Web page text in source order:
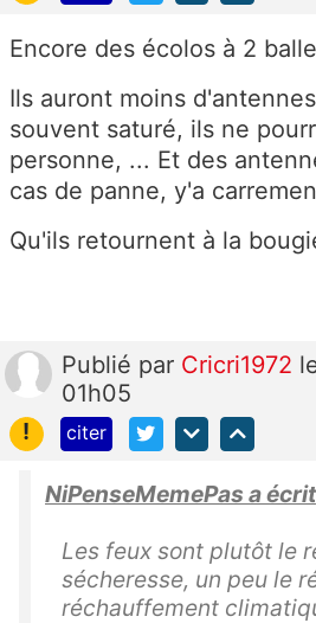
Encore des écolos à 2
Ils auront moins
souvent saturé, ils ne
personne, ... Et des
cas de panne, y'a
Qu'ils retournent à la
Publié par Cricri1972
01h05
!
citer
NiPenseMemePas a écrit
Les feux sont plutôt le
sécheresse, un peu le
réchauffement